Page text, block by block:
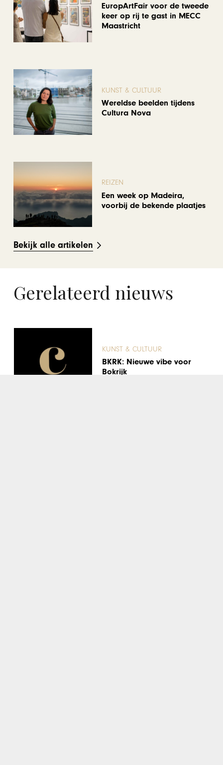
EuropArtFair voor de tweede
keer op rij te gast in MECC
Maastricht
KUNST & CULTUUR
Wereldse beelden tijdens
Cultura Nova
REIZEN
Een week op Madeira,
voorbij de bekende plaatjes
Bekijk alle artikelen
Gerelateerd nieuws
KUNST & CULTUUR
BKRK: Nieuwe vibe voor
Bokrijk